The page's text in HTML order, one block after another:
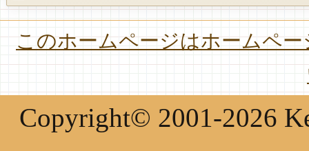
このホームページはホームペ
Copyright© 2001-2026